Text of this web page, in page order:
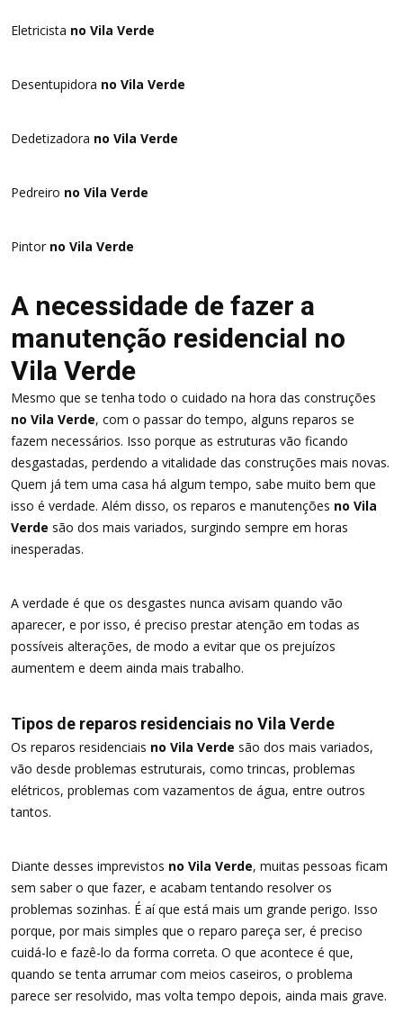
Eletricista no Vila Verde
Desentupidora no Vila Verde
Dedetizadora no Vila Verde
Pedreiro no Vila Verde
Pintor no Vila Verde
A necessidade de fazer a
manutenção residencial no
Vila Verde
Mesmo que se tenha todo o cuidado na hora das construções
no Vila Verde, com o passar do tempo, alguns reparos se
fazem necessários. Isso porque as estruturas vão ficando
desgastadas, perdendo a vitalidade das construções mais novas.
Quem já tem uma casa há algum tempo, sabe muito bem que
isso é verdade. Além disso, os reparos e manutenções no Vila
Verde são dos mais variados, surgindo sempre em horas
inesperadas.
A verdade é que os desgastes nunca avisam quando vão
aparecer, e por isso, é preciso prestar atenção em todas as
possíveis alterações, de modo a evitar que os prejuízos
aumentem e deem ainda mais trabalho.
Tipos de reparos residenciais no Vila Verde
Os reparos residenciais no Vila Verde são dos mais variados,
vão desde problemas estruturais, como trincas, problemas
elétricos, problemas com vazamentos de água, entre outros
tantos.
Diante desses imprevistos no Vila Verde, muitas pessoas ficam
sem saber o que fazer, e acabam tentando resolver os
problemas sozinhas. É aí que está mais um grande perigo. Isso
porque, por mais simples que o reparo pareça ser, é preciso
cuidá-lo e fazê-lo da forma correta. O que acontece é que,
quando se tenta arrumar com meios caseiros, o problema
parece ser resolvido, mas volta tempo depois, ainda mais grave.